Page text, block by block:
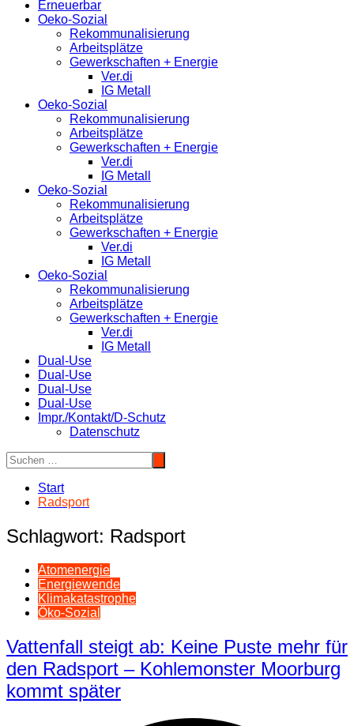
Erneuerbar
Oeko-Sozial
Rekommunalisierung
Arbeitsplätze
Gewerkschaften + Energie
Ver.di
IG Metall
Oeko-Sozial
Rekommunalisierung
Arbeitsplätze
Gewerkschaften + Energie
Ver.di
IG Metall
Oeko-Sozial
Rekommunalisierung
Arbeitsplätze
Gewerkschaften + Energie
Ver.di
IG Metall
Oeko-Sozial
Rekommunalisierung
Arbeitsplätze
Gewerkschaften + Energie
Ver.di
IG Metall
Dual-Use
Dual-Use
Dual-Use
Dual-Use
Impr./Kontakt/D-Schutz
Datenschutz
Start
Radsport
Schlagwort: Radsport
Atomenergie
Energiewende
Klimakatastrophe
Öko-Sozial
Vattenfall steigt ab: Keine Puste mehr für
den Radsport – Kohlemonster Moorburg
kommt später